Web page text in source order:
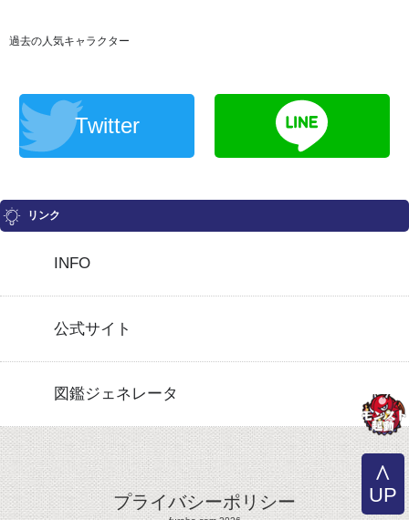
過去の人気キャラクター
Twitter
リンク
INFO
公式サイト
図鑑ジェネレータ
プライバシーポリシー UP